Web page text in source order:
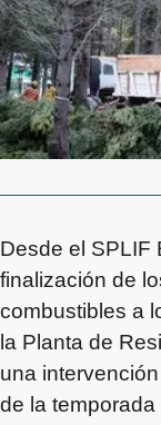
Desde el SPLIF
finalización de
combustibles a
la Planta de
una
de la temporada